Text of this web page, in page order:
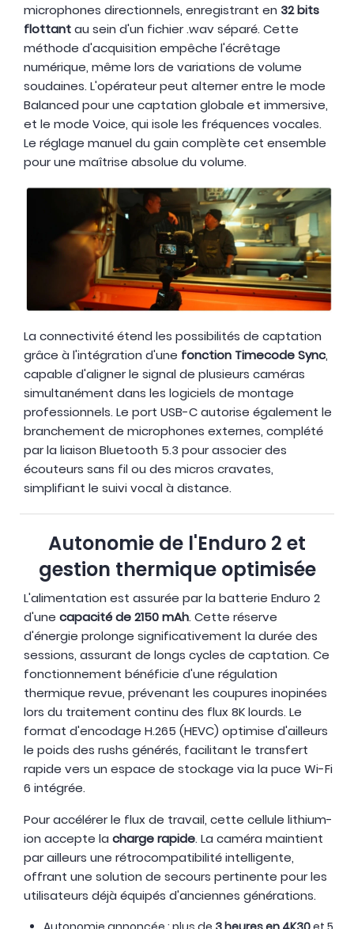
microphones directionnels, enregistrant en 32 bits
flottantau sein d'un fichier .wav séparé. Cette
méthode d'acquisition empêche l'écrêtage
numérique, même lors de variations de volume
soudaines. L'opérateur peut alterner entre le mode
Balanced pour une captation globale et immersive,
et le mode Voice, qui isole les fréquences vocales.
Le réglage manuel du gain complète cet ensemble
pour une maîtrise absolue du volume.
La connectivité étend les possibilités de captation
grâce à l'intégration d'une fonction Timecode Sync,
capable d'aligner le signal de plusieurs caméras
simultanément dans les logiciels de montage
professionnels. Le port USB-C autorise également le
branchement de microphones externes, complété
par la liaison Bluetooth 5.3 pour associer des
écouteurs sans fil ou des micros cravates,
simplifiant le suivi vocal à distance.
Autonomie de l'Enduro 2 et
gestion thermique optimisée
L'alimentation est assurée par la batterie Enduro 2
d'une capacité de 2150 mAh. Cette réserve
d'énergie prolonge significativement la durée des
sessions, assurant de longs cycles de captation. Ce
fonctionnement bénéficie d'une régulation
thermique revue, prévenant les coupures inopinées
lors du traitement continu des flux 8K lourds. Le
format d'encodage H.265 (HEVC) optimise d'ailleurs
le poids des rushs générés, facilitant le transfert
rapide vers un espace de stockage via la puce Wi-Fi
6 intégrée.
Pour accélérer le flux de travail, cette cellule lithium-
ion accepte la charge rapide. La caméra maintient
par ailleurs une rétrocompatibilité intelligente,
offrant une solution de secours pertinente pour les
utilisateurs déjà équipés d'anciennes générations.